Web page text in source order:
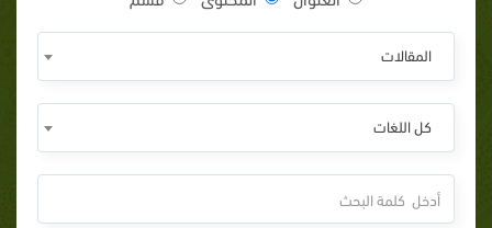
المقالات
كل اللغات